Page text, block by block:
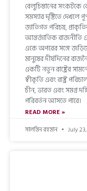
বেলুচিস্তানের সংকটকে
সমস্যার দৃষ্টিতে দেখলে
জাতিগত পরিচয়,
আন্তর্জাতিক রাজনীতি
একে অপরের সঙ্গে
মানুষের দীর্ঘদিনের
একটি নতুন রাষ্ট্রের
স্বীকৃতি এবং রাষ্ট্র
চীন, ভারত এবং সমগ্র
পরিবর্তন আসতে পারে।
READ MORE »
সালমিন রহমান
July